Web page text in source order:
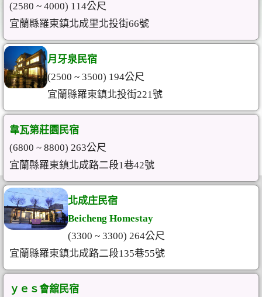
(2580 ~ 4000) 114公尺
宜蘭縣羅東鎮北成里北投街66號
月牙泉民宿
(2500 ~ 3500) 194公尺
宜蘭縣羅東鎮北投街221號
韋瓦第莊園民宿
(6800 ~ 8800) 263公尺
宜蘭縣羅東鎮北成路二段1巷42號
北成庄民宿
Beicheng Homestay
(3300 ~ 3300) 264公尺
宜蘭縣羅東鎮北成路二段135巷55號
ｙｅｓ會舘民宿